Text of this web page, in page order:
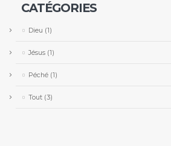
CATÉGORIES
Dieu (1)
Jésus(1)
Péché(1)
Tout(3)